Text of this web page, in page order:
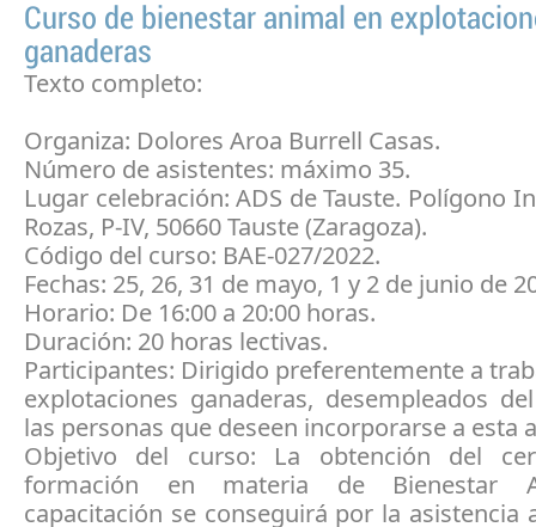
Curso de bienestar animal en
ganaderas
Texto completo:
Organiza: Dolores Aroa Burrell Casas.
Número de asistentes: máximo 35.
Lugar celebración: ADS de Tauste. Polígono
Rozas, P-IV, 50660 Tauste (Zaragoza).
Código del curso: BAE-027/2022.
Fechas: 25, 26, 31 de mayo, 1 y 2 de junio de
Horario: De 16:00 a 20:00 horas.
Duración: 20 horas lectivas.
Participantes: Dirigido preferentemente a
explotaciones ganaderas, desempleados
las personas que deseen incorporarse a esta
Objetivo del curso: La obtención del
formación en materia de Bienestar
capacitación se conseguirá por la asistencia